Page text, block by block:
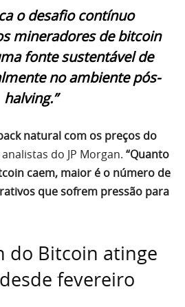
o desafio contínuo
mineradores de bitcoin
fonte sustentável de
no ambiente pós-
halving.”
natural com os preços do
do JP Morgan. “Quanto
caem, maior é o número de
que sofrem pressão para
do Bitcoin atinge
fevereiro